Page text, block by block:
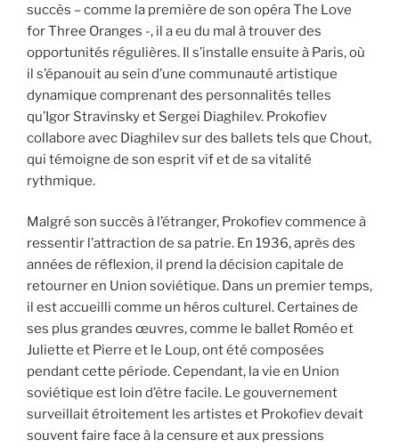
succès – comme la première de son opéra The Love
for Three Oranges -, il a eu du mal à trouver des
opportunités régulières. Il s’installe ensuite à Paris, où
il s’épanouit au sein d’une communauté artistique
dynamique comprenant des personnalités telles
qu’Igor Stravinsky et Sergei Diaghilev. Prokofiev
collabore avec Diaghilev sur des ballets tels que Chout,
qui témoigne de son esprit vif et de sa vitalité
rythmique.
Malgré son succès à l’étranger, Prokofiev commence à
ressentir l’attraction de sa patrie. En 1936, après des
années de réflexion, il prend la décision capitale de
retourner en Union soviétique. Dans un premier temps,
il est accueilli comme un héros culturel. Certaines de
ses plus grandes œuvres, comme le ballet Roméo et
Juliette et Pierre et le Loup, ont été composées
pendant cette période. Cependant, la vie en Union
soviétique est loin d’être facile. Le gouvernement
surveillait étroitement les artistes et Prokofiev devait
souvent faire face à la censure et aux pressions